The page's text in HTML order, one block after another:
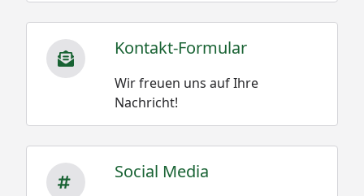
Kontakt-Formular
Wir freuen uns auf Ihre
Nachricht!
Social Media